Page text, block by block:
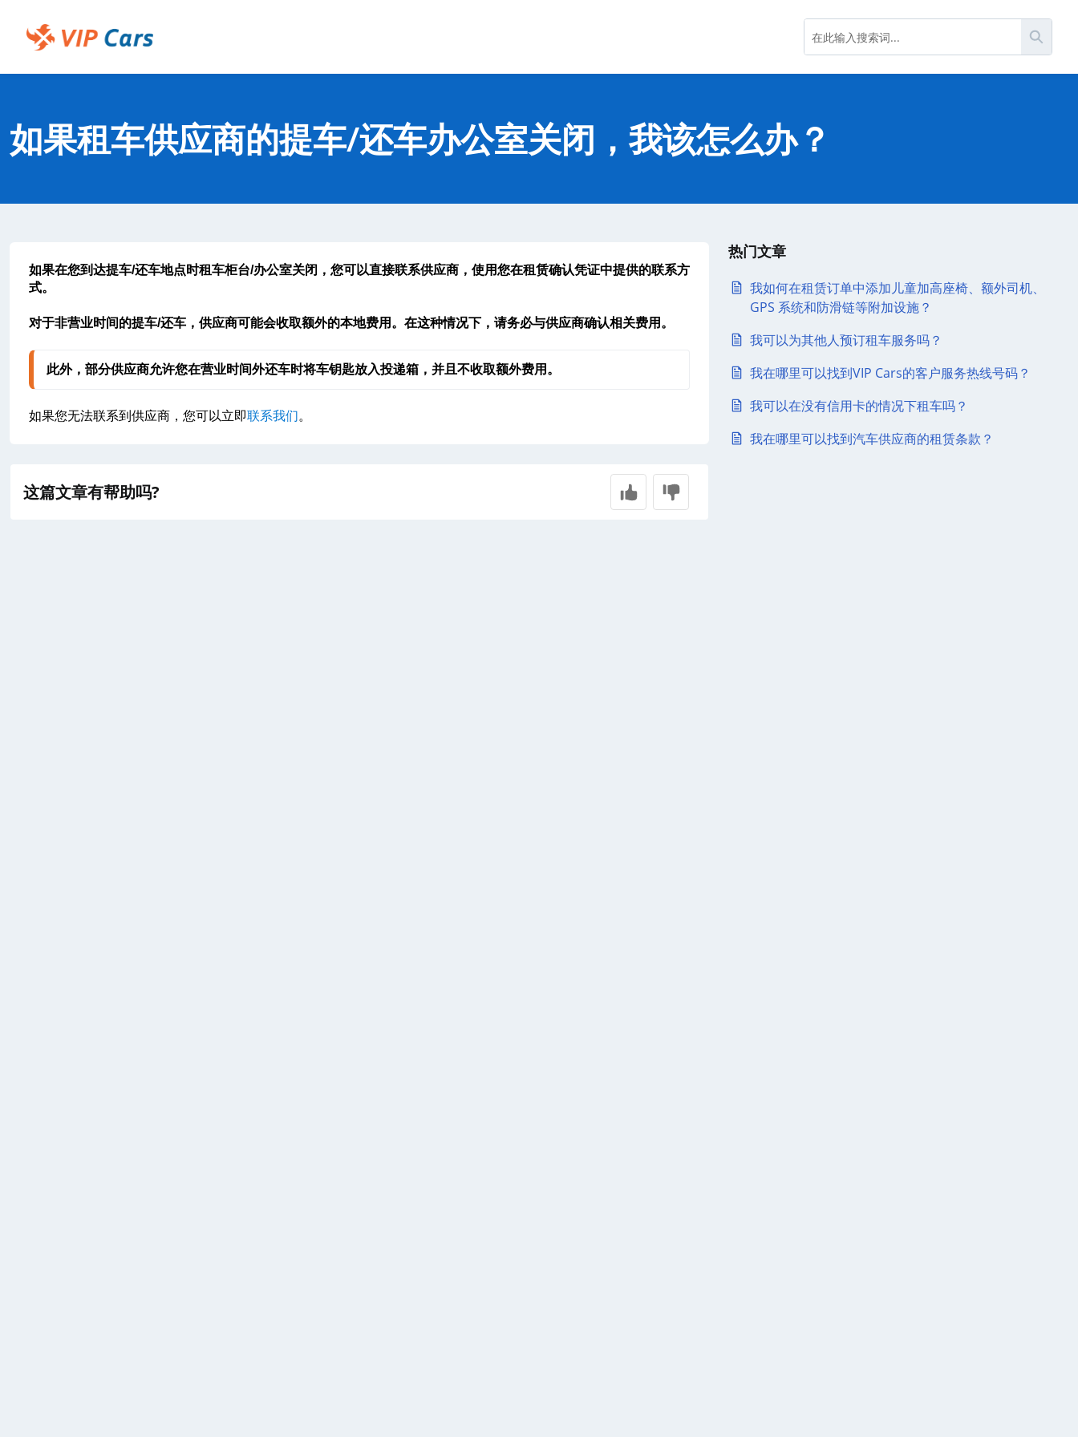
容
如果租车供应商的提车/还车办公室关闭，我该怎么办？
如果在您到达提车/还车地点时租车柜台/办公室关闭，您可以直接联系供应商，使用您在租赁确认凭证中提供的联系方
式。
对于非营业时间的提车/还车，供应商可能会收取额外的本地费用。在这种情况下，请务必与供应商确认相关费用。
此外，部分供应商允许您在营业时间外还车时将车钥匙放入投递箱，并且不收取额外费用。
如果您无法联系到供应商，您可以立即联系我们。
这篇文章有帮助吗?
热门文章
我如何在租赁订单中添加儿童加高座椅、额外司机、
GPS 系统和防滑链等附加设施？
我可以为其他人预订租车服务吗？
我在哪里可以找到VIP Cars的客户服务热线号码？
我可以在没有信用卡的情况下租车吗？
我在哪里可以找到汽车供应商的租赁条款？